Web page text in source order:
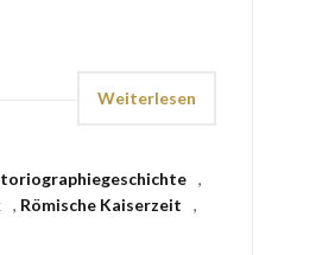
Weiterlesen
,
, Römische Kaiserzeit
,